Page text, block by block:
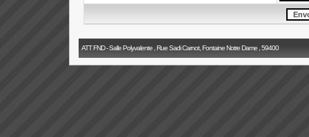
ATT FND - Salle Polyvalente , Rue Sadi Carnot, Fontaine Notre Dame , 59400